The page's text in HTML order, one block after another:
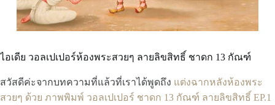
ไอเดีย วอลเปเปอร์ห้องพระสวยๆ ลายลิขสิทธิ์ ชาดก 13 กัณฑ์
สวัสดีค่ะจากบทความที่แล้วที่เราได้พูดถึง แต่งฉากหลังห้องพระ
สวยๆ ด้วย ภาพพิมพ์ วอลเปเปอร์ ชาดก 13 กัณฑ์ ลายลิขสิทธิ์ EP.1